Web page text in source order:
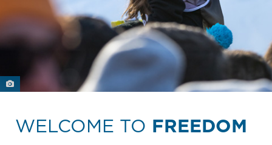
WELCOME TO FREEDOM